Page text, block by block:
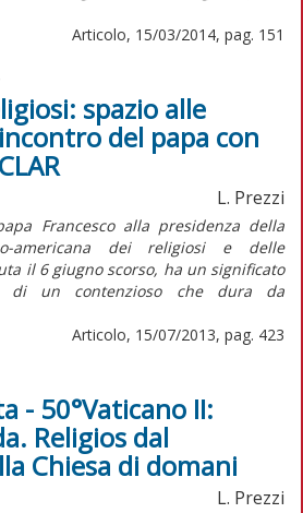
Articolo, 15/03/2014, pag. 151
spazio alle
del papa con
L. Prezzi
Francesco alla presidenza della
americana dei religiosi e delle
il 6 giugno scorso, ha un significato
di un contenzioso che dura da
Articolo, 15/07/2013, pag. 423
- 50°Vaticano II:
Religios dal
Chiesa di domani
L. Prezzi